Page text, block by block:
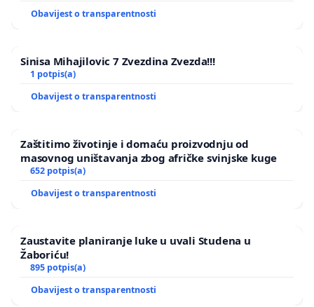
Obavijest o transparentnosti
Sinisa Mihajilovic 7 Zvezdina Zvezda!!!
1 potpis(a)
Obavijest o transparentnosti
Zaštitimo životinje i domaću proizvodnju od
masovnog uništavanja zbog afričke svinjske kuge
652 potpis(a)
Obavijest o transparentnosti
Zaustavite planiranje luke u uvali Studena u
Žaboriću!
895 potpis(a)
Obavijest o transparentnosti